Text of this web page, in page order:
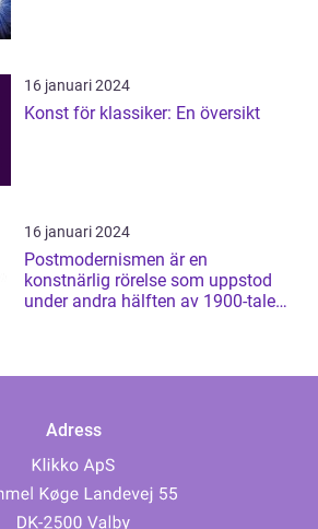
16 januari 2024
Konst för klassiker: En översikt
16 januari 2024
Postmodernismen är en
konstnärlig rörelse som uppstod
under andra hälften av 1900-talet
Adress